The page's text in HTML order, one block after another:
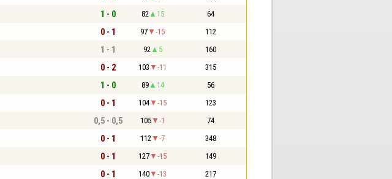
1 - 0 82 15 64
0 - 1 97 -15 112
1 - 1 92 5 160
0 - 2 103 -11 315
1 - 0 89 14 56
0 - 1 104 -15 123
0,5 - 0,5 105 -1 74
0 - 1 112 -7 348
0 - 1 127 -15 149
0 - 1 140 -13 217